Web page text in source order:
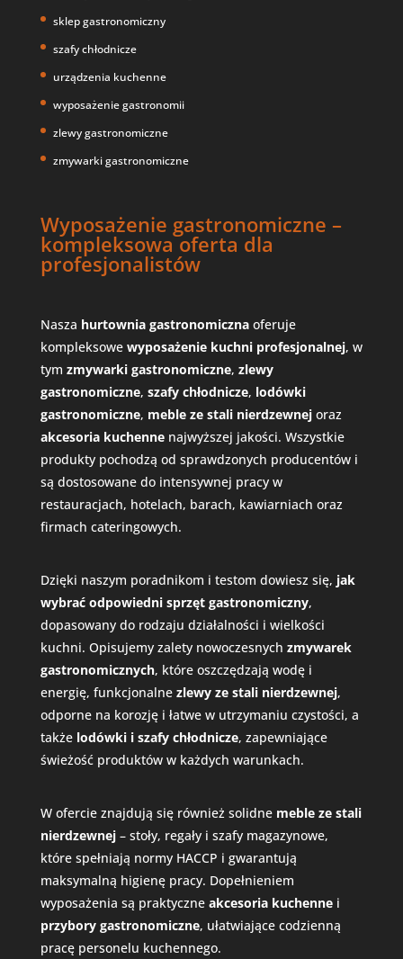
sklep gastronomiczny
szafy chłodnicze
urządzenia kuchenne
wyposażenie gastronomii
zlewy gastronomiczne
zmywarki gastronomiczne
Wyposażenie gastronomiczne –
kompleksowa oferta dla
profesjonalistów
Nasza hurtownia gastronomicznaoferuje
kompleksowe wyposażenie kuchni profesjonalnej, w
tym zmywarki gastronomiczne, zlewy
gastronomiczne, szafy chłodnicze, lodówki
gastronomiczne, meble ze stali nierdzewnejoraz
akcesoria kuchennenajwyższej jakości. Wszystkie
produkty pochodzą od sprawdzonych producentów i
są dostosowane do intensywnej pracy w
restauracjach, hotelach, barach, kawiarniach oraz
firmach cateringowych.
Dzięki naszym poradnikom i testom dowiesz się, jak
wybrać odpowiedni sprzęt gastronomiczny,
dopasowany do rodzaju działalności i wielkości
kuchni. Opisujemy zalety nowoczesnych zmywarek
gastronomicznych, które oszczędzają wodę i
energię, funkcjonalne zlewy ze stali nierdzewnej,
odporne na korozję i łatwe w utrzymaniu czystości, a
także lodówki i szafy chłodnicze, zapewniające
świeżość produktów w każdych warunkach.
W ofercie znajdują się również solidne meble ze stali
nierdzewnej– stoły, regały i szafy magazynowe,
które spełniają normy HACCP i gwarantują
maksymalną higienę pracy. Dopełnieniem
wyposażenia są praktyczne akcesoria kuchennei
przybory gastronomiczne, ułatwiające codzienną
pracę personelu kuchennego.